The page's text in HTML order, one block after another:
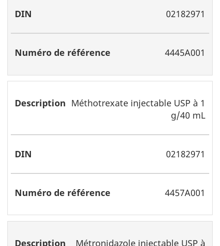
02182971
4445A001
Méthotrexate injectable USP à 1
g/40 mL
02182971
4457A001
Métronidazole injectable USP à